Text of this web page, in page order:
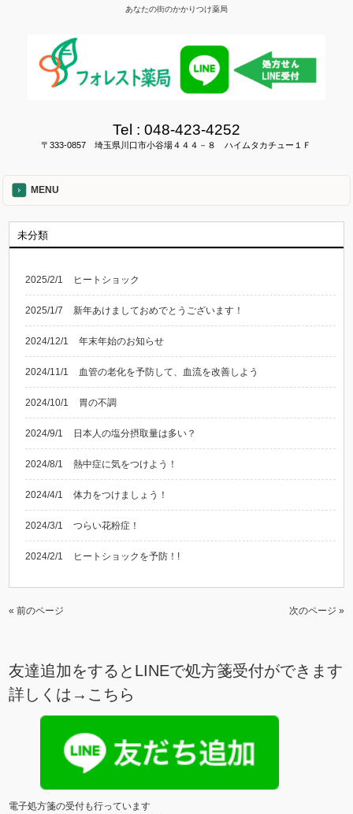
あなたの街のかかりつけ薬局
Tel : 048-423-4252
〒333-0857 埼玉県川口市小谷場４４４－８ ハイムタカチュー１Ｆ
MENU
未分類
2025/2/1 ヒートショック
2025/1/7 新年あけましておめでとうございます！
2024/12/1 年末年始のお知らせ
2024/11/1 血管の老化を予防して、血流を改善しよう
2024/10/1 胃の不調
2024/9/1 日本人の塩分摂取量は多い？
2024/8/1 熱中症に気をつけよう！
2024/4/1 体力をつけましょう！
2024/3/1 つらい花粉症！
2024/2/1 ヒートショックを予防！!
« 前のページ 次のページ »
友達追加をするとLINEで処方箋受付ができます
詳しくは→ こちら
電子処方箋の受付も行っています